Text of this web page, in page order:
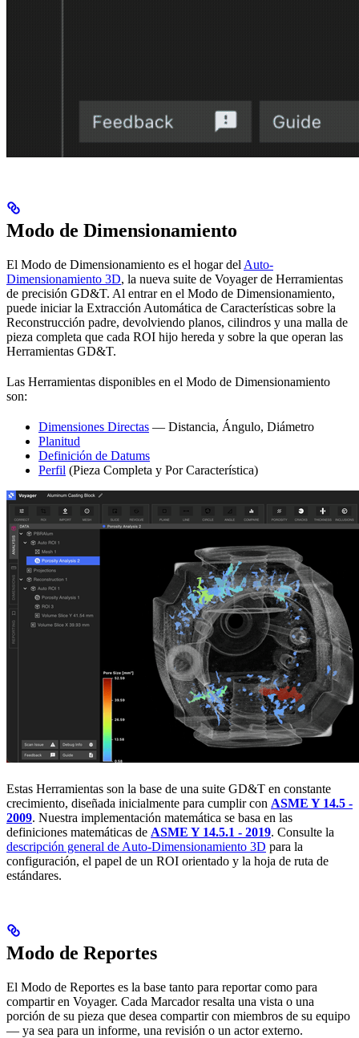
Modo de Dimensionamiento
El Modo de Dimensionamiento es el hogar del Auto-
Dimensionamiento 3D, la nueva suite de Voyager de Herramientas
de precisión GD&T. Al entrar en el Modo de Dimensionamiento,
puede iniciar la Extracción Automática de Características sobre la
Reconstrucción padre, devolviendo planos, cilindros y una malla de
pieza completa que cada ROI hijo hereda y sobre la que operan las
Herramientas GD&T.
Las Herramientas disponibles en el Modo de Dimensionamiento
son:
Dimensiones Directas — Distancia, Ángulo, Diámetro
Planitud
Definición de Datums
Perfil (Pieza Completa y Por Característica)
Estas Herramientas son la base de una suite GD&T en constante
crecimiento, diseñada inicialmente para cumplir con ASME Y 14.5 -
2009. Nuestra implementación matemática se basa en las
definiciones matemáticas de ASME Y 14.5.1 - 2019. Consulte la
descripción general de Auto-Dimensionamiento 3D para la
configuración, el papel de un ROI orientado y la hoja de ruta de
estándares.
Modo de Reportes
El Modo de Reportes es la base tanto para reportar como para
compartir en Voyager. Cada Marcador resalta una vista o una
porción de su pieza que desea compartir con miembros de su equipo
— ya sea para un informe, una revisión o un actor externo.